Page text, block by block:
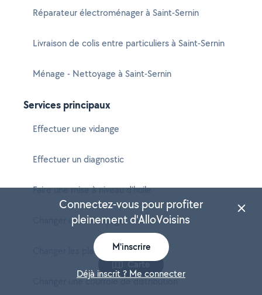
Réparateur électroménager à Saint-Sernin
Livraison de colis entre particuliers à Saint-Sernin
Ménage - Nettoyage à Saint-Sernin
Services principaux
Effectuer une vidange
Effectuer un diagnostic
Faire une mise à niveau d'huile
Changer un embrayage
Changer les plaquettes de frein
Changer une courroie de distribution
Carte
Connectez-vous pour profiter
pleinement d'AlloVoisins
M'inscrire
Déjà inscrit ? Me connecter